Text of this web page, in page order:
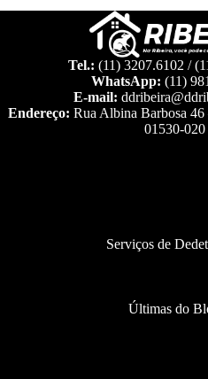
Tel.: (11) 3207.6102 /
WhatsApp: (11)
E-mail:
Endereço: Rua Albina Barbosa 46
01530-020
Serviços de
Últimas do